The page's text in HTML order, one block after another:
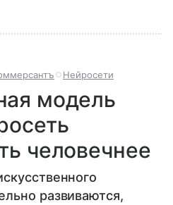
Нейросети
модель
человечнее
развиваются,